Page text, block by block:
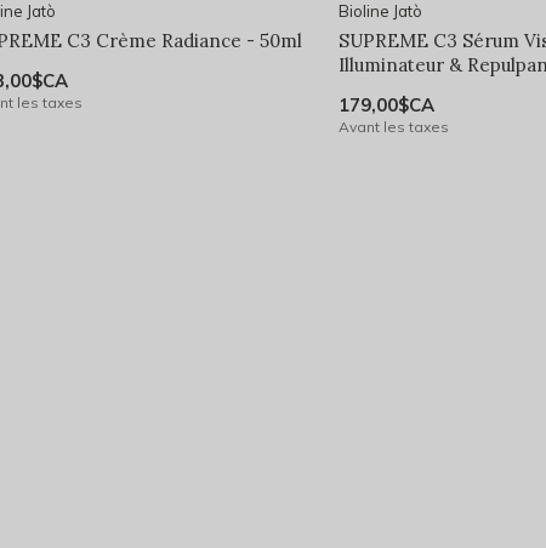
Jatò
C3 Crème Radiance - 50ml
les taxes
Bioline Jatò
SUPREME C3 Sérum
Illuminateur &
179,00$CA
Avant les taxes